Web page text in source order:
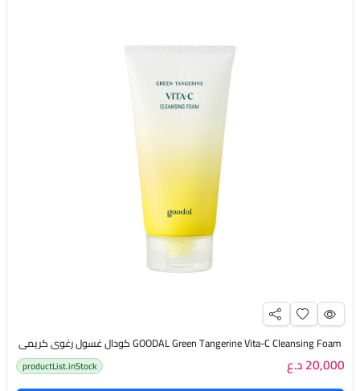
GOODAL Green Tangerine Vita-C Cleansing Foam كودال غسول رغوي كريمي
20,000 د.ع productList.inStock